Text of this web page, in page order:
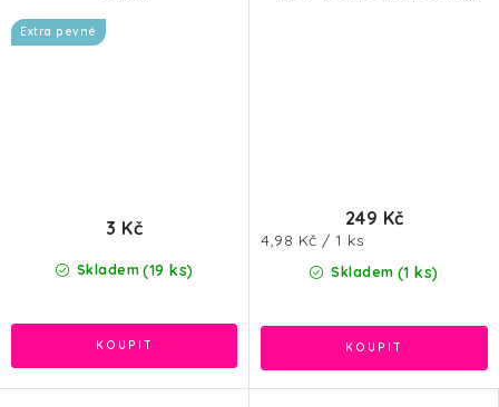
Extra pevné
Skladem (19 ks)
3 Kč
Skladem (1 ks)
249 Kč
Měrná
4,98 Kč / 1 ks